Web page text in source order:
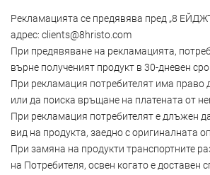
Рекламацията се предявява пред „8
адрес: clients@8hristo.com
При предявяване на рекламацията,
върне полученият продукт в 30-дневен
При рекламация потребителят има право
или да поиска връщане на платената от
При рекламация потребителят е длъжен
вид на продукта, заедно с оригиналната
При замяна на продукти транспортните
на Потребителя, освен когато е доставен